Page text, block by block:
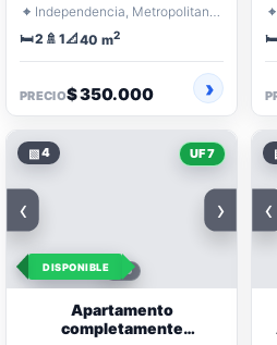
⌖
Independencia, Metropolitana Santiago
🛏️2 🚿 1📐40 m2
PRECIO$ 350.000
⌖
▧4 UF 7
DISPONIBLE
‹ ›
Apartamento
completamente
‹